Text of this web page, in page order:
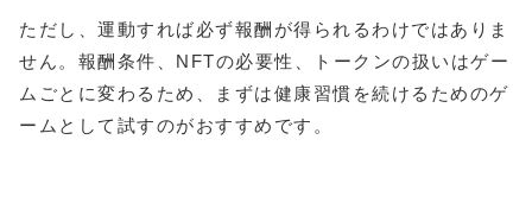
ただし、運動すれば必ず報酬が得られるわけではありま
せん。報酬条件、NFTの必要性、トークンの扱いはゲー
ムごとに変わるため、まずは健康習慣を続けるためのゲ
ームとして試すのがおすすめです。